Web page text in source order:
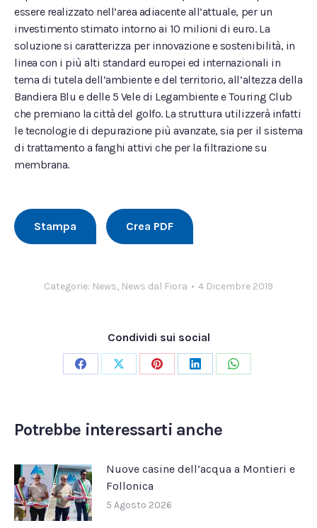
essere realizzato nell’area adiacente all’attuale, per un
investimento stimato intorno ai 10 milioni di euro. La
soluzione si caratterizza per innovazione e sostenibilità, in
linea con i più alti standard europei ed internazionali in
tema di tutela dell’ambiente e del territorio, all’altezza della
Bandiera Blu e delle 5 Vele di Legambiente e Touring Club
che premiano la città del golfo. La struttura utilizzerà infatti
le tecnologie di depurazione più avanzate, sia per il sistema
di trattamento a fanghi attivi che per la filtrazione su
membrana.
Stampa Crea PDF
Categorie: News, News dal Fiora 4 Dicembre 2019
Condividi sui social
CondividiCondividiCondividiCondividiCondividi
Potrebbe interessarti anche
Nuove casine dell’acqua a Montieri e
Follonica
5 Agosto 2026